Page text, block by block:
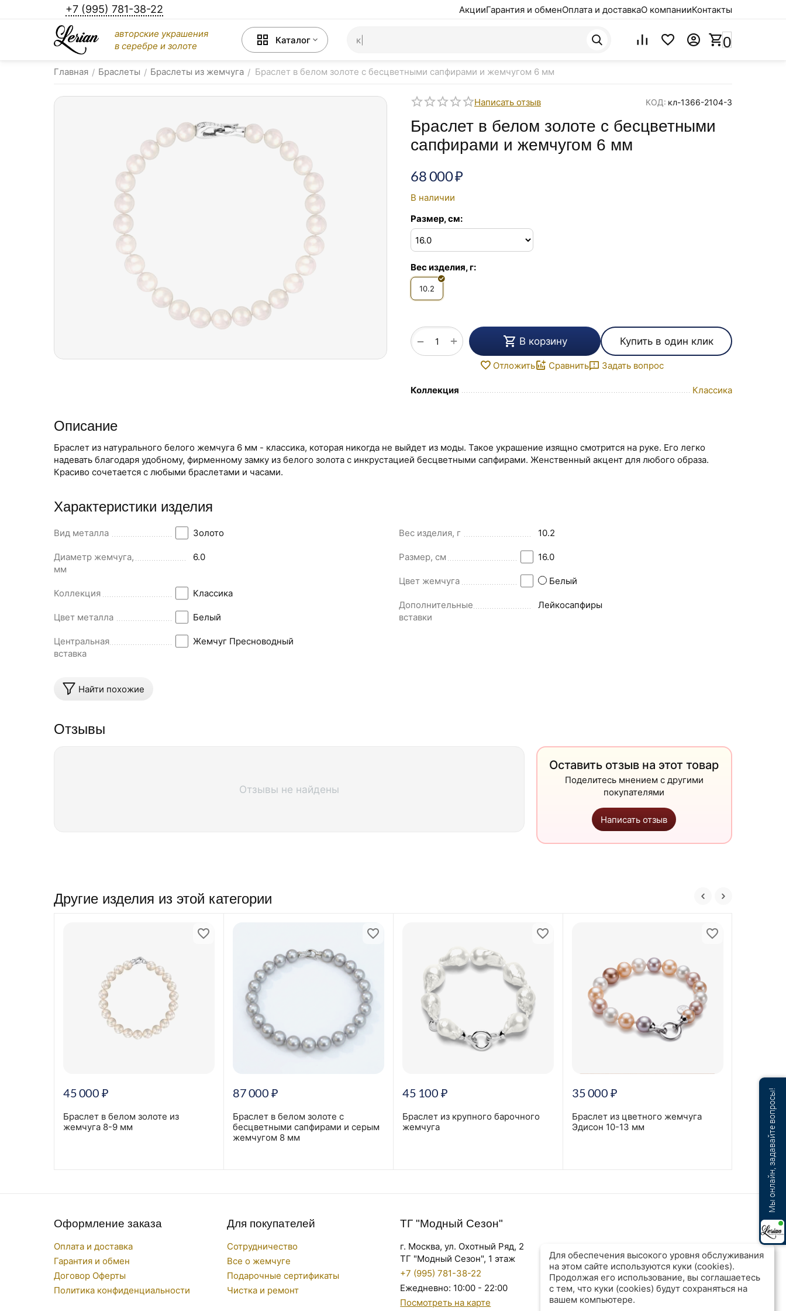
+7 (995) 781-38-22 АкцииГарантия и обменОплата и доставкаО компанииКонтакты
авторские украшения
в серебре и золоте
Каталог 0
Главная / Браслеты / Браслеты из жемчуга / Браслет в белом золоте с бесцветными сапфирами и жемчугом 6 мм
Написать отзыв КОД: кл-1366-2104-3
Браслет в белом золоте с бесцветными
сапфирами и жемчугом 6 мм
68 000₽
В наличии
Размер, см:
Вес изделия, г:
10.2
+
− В корзину Купить в один клик
Отложить Сравнить Задать вопрос
Коллекция Классика
Описание
Браслет из натурального белого жемчуга 6 мм - классика, которая никогда не выйдет из моды. Такое украшение изящно смотрится на руке. Его легко
надевать благодаря удобному, фирменному замку из белого золота с инкрустацией бесцветными сапфирами. Женственный акцент для любого образа.
Красиво сочетается с любыми браслетами и часами.
Характеристики изделия
Вид металла Золото
Диаметр жемчуга,
мм
6.0
Коллекция Классика
Цвет металла Белый
Центральная
вставка
Жемчуг Пресноводный
Вес изделия, г 10.2
Размер, см 16.0
Цвет жемчуга Белый
Дополнительные
вставки
Лейкосапфиры
Найти похожие
Отзывы
Отзывы не найдены
Оставить отзыв на этот товар
Поделитесь мнением с другими
покупателями
Написать отзыв
Другие изделия из этой категории
45 000 ₽
Браслет в белом золоте из
жемчуга 8-9 мм
87 000 ₽
Браслет в белом золоте с
бесцветными сапфирами и серым
жемчугом 8 мм
45 100 ₽
Браслет из крупного барочного
жемчуга
35 000 ₽
Браслет из цветного жемчуга
Эдисон 10-13 мм
38 000
Браслет
Оформление заказа
Оплата и доставка
Гарантия и обмен
Договор Оферты
Политика конфиденциальности
Для покупателей
Сотрудничество
Все о жемчуге
Подарочные сертификаты
Чистка и ремонт
ТГ "Модный Сезон"
г. Москва, ул. Охотный Ряд, 2
ТГ "Модный Сезон", 1 этаж
+7 (995) 781-38-22
Ежедневно: 10:00 - 22:00
Посмотреть на карте
Для обеспечения высокого уровня обслуживания
на этом сайте используются куки (cookies).
Продолжая его использование, вы соглашаетесь
с тем, что куки (cookies) будут сохраняться на
вашем компьютере.
Мы онлайн, задавайте вопросы!